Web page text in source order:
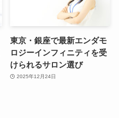
東京・銀座で最新エンダモ
ロジーインフィニティを受
けられるサロン選び
2025年12月24日